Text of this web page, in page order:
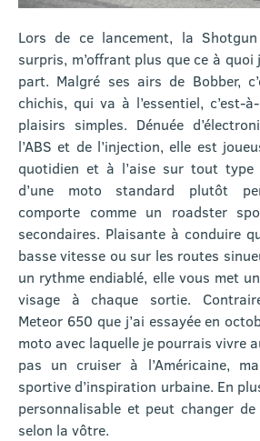
Lors de ce lancement, la
surpris, m’offrant plus que ce à quoi
part. Malgré ses airs de Bobber,
chichis, qui va à l’essentiel, c’est-
plaisirs simples. Dénuée
l’ABS et de l’injection, elle est
quotidien et à l’aise sur tout
d’une moto standard plutôt
comporte comme un roadster
secondaires. Plaisante à conduire
basse vitesse ou sur les routes
un rythme endiablé, elle vous met
visage à chaque sortie.
Meteor 650 que j’ai essayée en
moto avec laquelle je pourrais vivre
pas un cruiser à l’Américaine,
sportive d’inspiration urbaine. En
personnalisable et peut changer de
selon la vôtre.